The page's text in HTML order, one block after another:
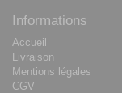
Informations
Accueil
Livraison
Mentions légales
CGV